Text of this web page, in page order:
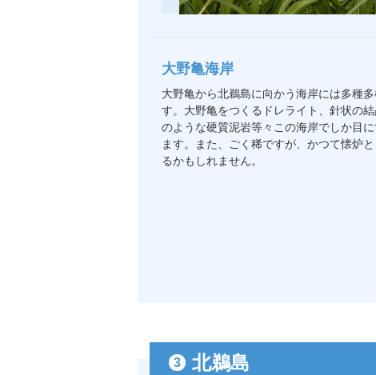
大野亀海岸
大野亀から北鵜島に向かう海岸には多種
す。大野亀をつくるドレライト、針状の
のような硬質泥岩等々この海岸でしか目
ます。また、ごく稀ですが、かつて懐炉
るかもしれません。
3 北鵜島